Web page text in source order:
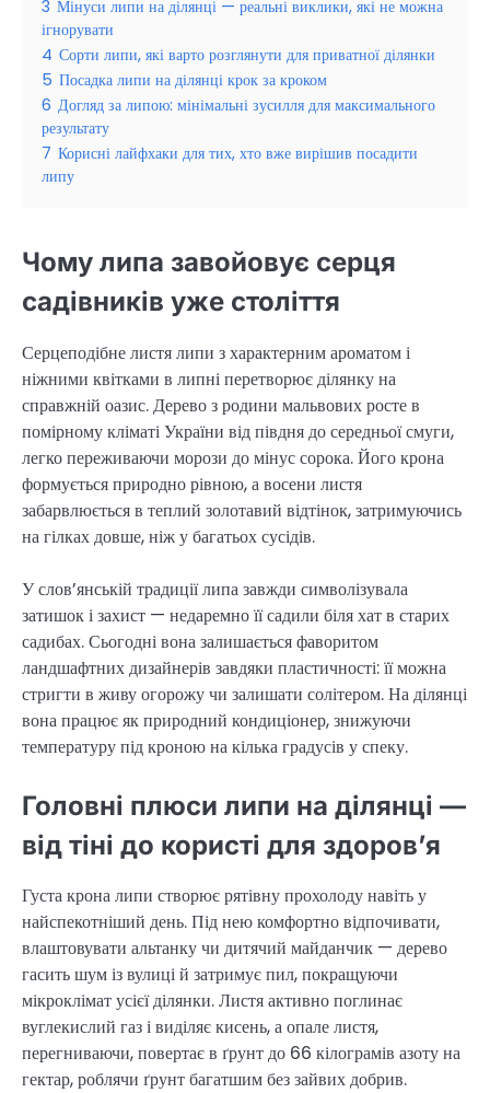
3 Мінуси липи на ділянці — реальні виклики, які не можна
ігнорувати
4 Сорти липи, які варто розглянути для приватної ділянки
5 Посадка липи на ділянці крок за кроком
6 Догляд за липою: мінімальні зусилля для максимального
результату
7 Корисні лайфхаки для тих, хто вже вирішив посадити
липу
Чому липа завойовує серця
садівників уже століття
Серцеподібне листя липи з характерним ароматом і
ніжними квітками в липні перетворює ділянку на
справжній оазис. Дерево з родини мальвових росте в
помірному кліматі України від півдня до середньої смуги,
легко переживаючи морози до мінус сорока. Його крона
формується природно рівною, а восени листя
забарвлюється в теплий золотавий відтінок, затримуючись
на гілках довше, ніж у багатьох сусідів.
У слов’янській традиції липа завжди символізувала
затишок і захист — недаремно її садили біля хат в старих
садибах. Сьогодні вона залишається фаворитом
ландшафтних дизайнерів завдяки пластичності: її можна
стригти в живу огорожу чи залишати солітером. На ділянці
вона працює як природний кондиціонер, знижуючи
температуру під кроною на кілька градусів у спеку.
Головні плюси липи на ділянці —
від тіні до користі для здоров’я
Густа крона липи створює рятівну прохолоду навіть у
найспекотніший день. Під нею комфортно відпочивати,
влаштовувати альтанку чи дитячий майданчик — дерево
гасить шум із вулиці й затримує пил, покращуючи
мікроклімат усієї ділянки. Листя активно поглинає
вуглекислий газ і виділяє кисень, а опале листя,
перегниваючи, повертає в ґрунт до 66 кілограмів азоту на
гектар, роблячи ґрунт багатшим без зайвих добрив.